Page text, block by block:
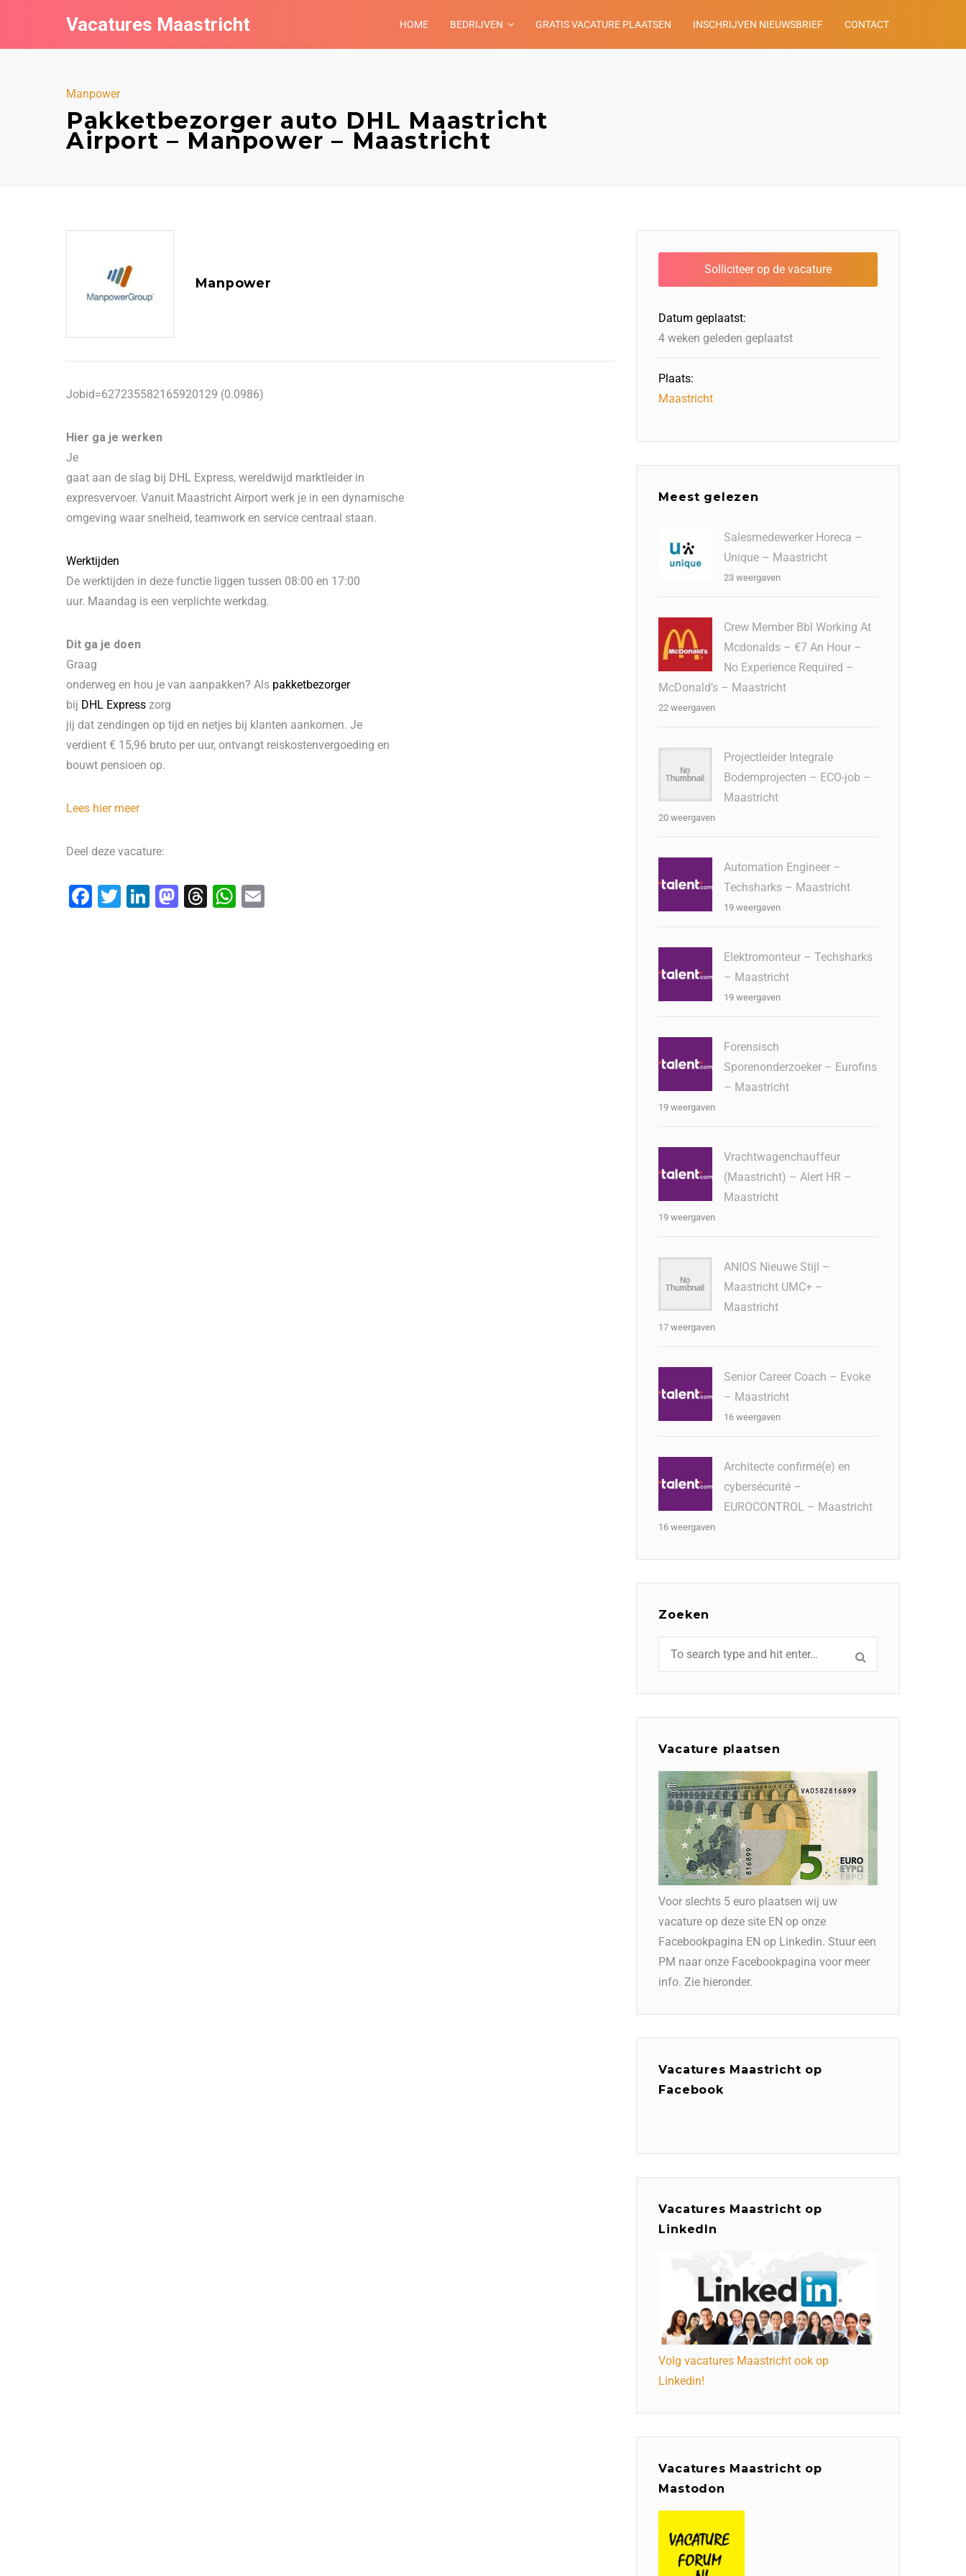
Vacatures Maastricht HOME BEDRIJVEN GRATIS VACATURE PLAATSEN INSCHRIJVEN NIEUWSBRIEF CONTACT
Manpower
Pakketbezorger auto DHL Maastricht
Airport – Manpower – Maastricht
Manpower
Jobid=627235582165920129 (0.0986)
Hier ga je werken
Je
gaat aan de slag bij DHL Express, wereldwijd marktleider in
expresvervoer. Vanuit Maastricht Airport werk je in een dynamische
omgeving waar snelheid, teamwork en service centraal staan.
Werktijden
De werktijden in deze functie liggen tussen 08:00 en 17:00
uur. Maandag is een verplichte werkdag.
Dit ga je doen
Graag
onderweg en hou je van aanpakken? Als pakketbezorger
bij DHL Express zorg
jij dat zendingen op tijd en netjes bij klanten aankomen. Je
verdient € 15,96 bruto per uur, ontvangt reiskostenvergoeding en
bouwt pensioen op.
Lees hier meer
Deel deze vacature:
F
T
Li
M T
W
Datum geplaatst:
4 weken geleden geplaatst
Plaats:
Maastricht
Meest gelezen
Salesmedewerker Horeca –
Unique – Maastricht
23 weergaven
Crew Member Bbl Working At
Mcdonalds – €7 An Hour –
No Experience Required –
McDonald’s – Maastricht
22 weergaven
Projectleider Integrale
Bodemprojecten – ECO-job –
Maastricht
20 weergaven
Automation Engineer –
Techsharks – Maastricht
19 weergaven
Elektromonteur – Techsharks
– Maastricht
19 weergaven
Forensisch
Sporenonderzoeker – Eurofins
– Maastricht
19 weergaven
Vrachtwagenchauffeur
(Maastricht) – Alert HR –
Maastricht
19 weergaven
ANIOS Nieuwe Stijl –
Maastricht UMC+ –
Maastricht
17 weergaven
Senior Career Coach – Evoke
– Maastricht
16 weergaven
Architecte confirmé(e) en
cybersécurité –
EUROCONTROL – Maastricht
16 weergaven
Zoeken
Vacature plaatsen
Voor slechts 5 euro plaatsen wij uw
vacature op deze site EN op onze
Facebookpagina EN op Linkedin. Stuur een
PM naar onze Facebookpagina voor meer
info. Zie hieronder.
Vacatures Maastricht op
Facebook
Vacatures Maastricht op
LinkedIn
Volg vacatures Maastricht ook op
Linkedin!
Vacatures Maastricht op
Mastodon